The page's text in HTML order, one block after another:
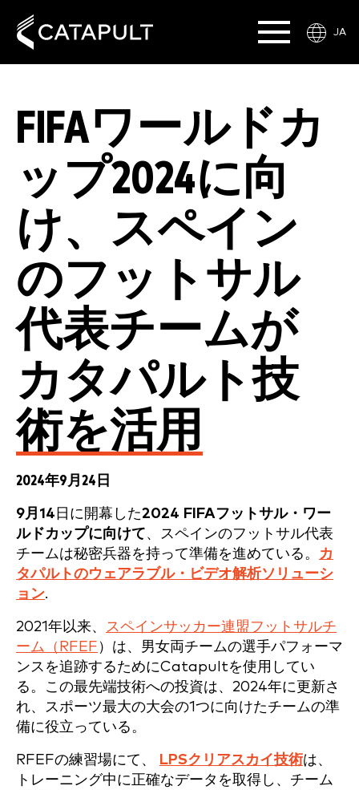
JA
FIFAワールドカ
ップ2024に向
け、スペイン
のフットサル
代表チームが
カタパルト技
術を活用
2024年9月24日
9月14 日に開幕した2024 FIFAフットサル・ワー
ルドカップに向けて、スペインのフットサル代表
チームは秘密兵器を持って準備を進めている。
カ
タパルトのウェアラブル・ビデオ解析ソリューシ
ョン.
2021年以来、 スペインサッカー連盟フットサルチ
ーム（RFEF ）は、男女両チームの選手パフォーマ
ンスを追跡するためにCatapultを使用してい
る。この最先端技術への投資は、2024年に更新さ
れ、スポーツ最大の大会の1つに向けたチームの準
備に役立っている。
RFEFの練習場にて、 LPSクリアスカイ技術は、
トレーニング中に正確なデータを取得し、チーム